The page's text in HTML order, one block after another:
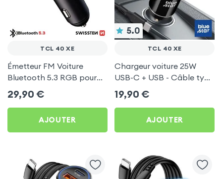
TCL 40 XE
Émetteur FM Voiture
Bluetooth 5.3 RGB pour
TCL 40 XE
29,90 €
AJOUTER
5.0
TCL 40 XE
Chargeur voiture 25W
USB-C + USB - Câble type
C 60W Blue Star pour TCL
40 XE
19,90 €
AJOUTER